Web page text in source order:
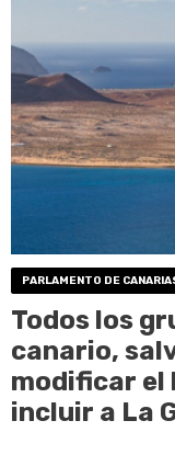
PARLAMENTO DE
Todos los
canario,
modificar el
incluir a La